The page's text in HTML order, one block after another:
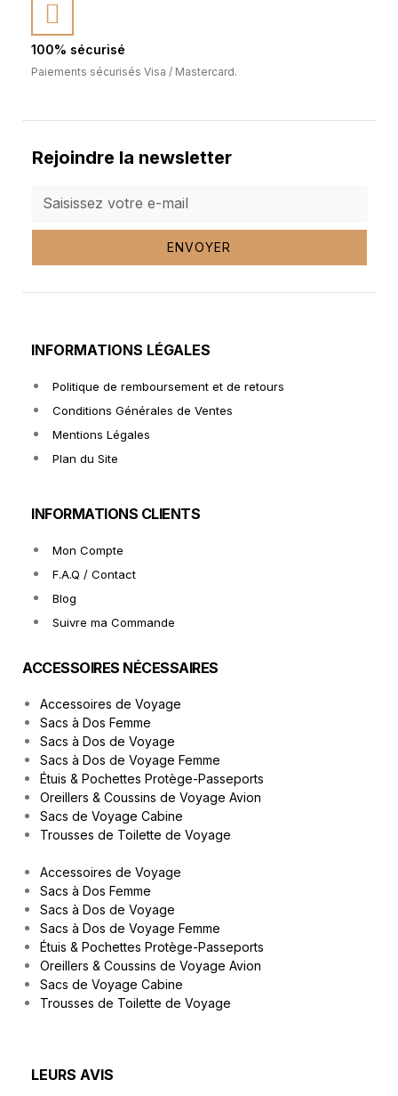
100% sécurisé
Paiements sécurisés Visa / Mastercard.
Rejoindre la newsletter
ENVOYER
INFORMATIONS LÉGALES
Politique de remboursement et de retours
Conditions Générales de Ventes
Mentions Légales
Plan du Site
INFORMATIONS CLIENTS
Mon Compte
F.A.Q / Contact
Blog
Suivre ma Commande
ACCESSOIRES NÉCESSAIRES
Accessoires de Voyage
Sacs à Dos Femme
Sacs à Dos de Voyage
Sacs à Dos de Voyage Femme
Étuis & Pochettes Protège-Passeports
Oreillers & Coussins de Voyage Avion
Sacs de Voyage Cabine
Trousses de Toilette de Voyage
Accessoires de Voyage
Sacs à Dos Femme
Sacs à Dos de Voyage
Sacs à Dos de Voyage Femme
Étuis & Pochettes Protège-Passeports
Oreillers & Coussins de Voyage Avion
Sacs de Voyage Cabine
Trousses de Toilette de Voyage
LEURS AVIS